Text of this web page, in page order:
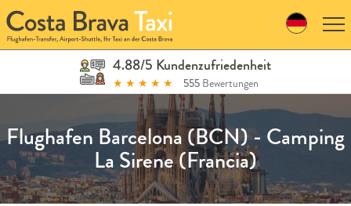
Skip
to
navigation
Skip
4.88/5 Kundenzufriedenheit
★ ★ ★ ★ ★ 555 Bewertungen
Flughafen Barcelona (BCN) - Camping
La Sirene (Francia)